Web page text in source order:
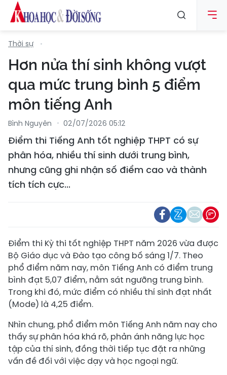
Thời sự
Hơn nửa thí sinh không vượt
qua mức trung bình 5 điểm
môn tiếng Anh
Bình Nguyên 02/07/2026 05:12
Điểm thi Tiếng Anh tốt nghiệp THPT có sự
phân hóa, nhiều thí sinh dưới trung bình,
nhưng cũng ghi nhận số điểm cao và thành
tích tích cực...
Điểm thi Kỳ thi tốt nghiệp THPT năm 2026 vừa được
Bộ Giáo dục và Đào tạo công bố sáng 1/7. Theo
phổ điểm năm nay, môn Tiếng Anh có điểm trung
bình đạt 5,07 điểm, nằm sát ngưỡng trung bình.
Trong khi đó, mức điểm có nhiều thí sinh đạt nhất
(Mode) là 4,25 điểm.
Nhìn chung, phổ điểm môn Tiếng Anh năm nay cho
thấy sự phân hóa khá rõ, phản ánh năng lực học
tập của thí sinh, đồng thời tiếp tục đặt ra những
vấn đề đối với việc dạy và học ngoại ngữ.